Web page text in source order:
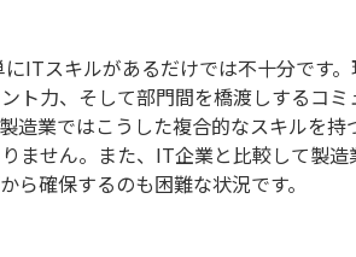
ITスキルがあるだけでは不十分です
ト力、そして部門間を橋渡しするコ
造業ではこうした複合的なスキルを
ません。また、IT企業と比較して製
ら確保するのも困難な状況です。